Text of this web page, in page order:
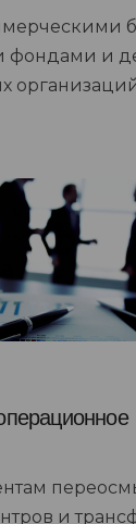
фондами и
организаций
и